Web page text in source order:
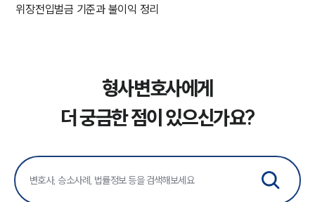
위장전입벌금 기준과 불이익 정리
형사변호사에게
더 궁금한 점이 있으신가요?